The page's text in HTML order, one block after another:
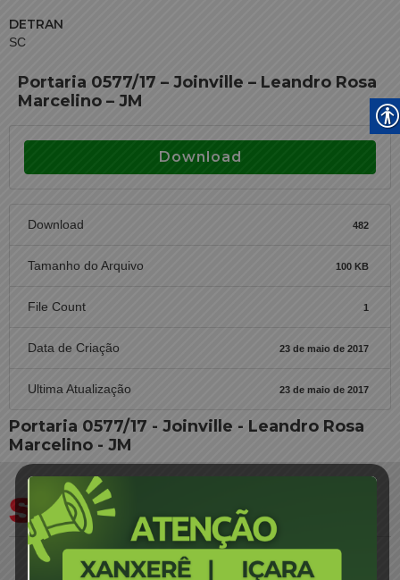
DETRAN
SC
Portaria 0577/17 – Joinville – Leandro Rosa
Marcelino – JM
Download
Download 482
Tamanho do Arquivo 100 KB
File Count 1
Data de Criação 23 de maio de 2017
Ultima Atualização 23 de maio de 2017
Portaria 0577/17 - Joinville - Leandro Rosa
Marcelino - JM